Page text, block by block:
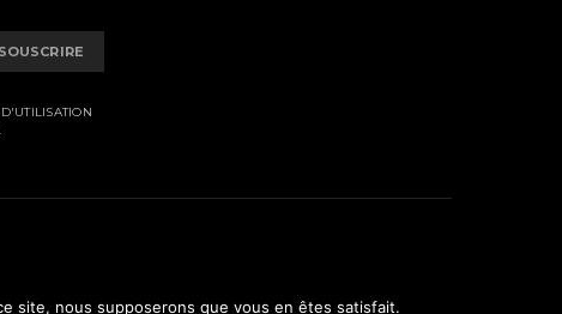
SOUSCRIRE
site, nous supposerons que vous en êtes satisfait.